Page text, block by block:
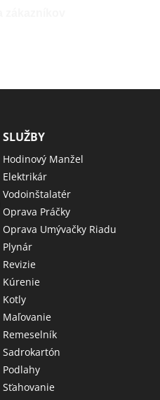
SLUŽBY
Hodinový Manžel
Elektrikár
Vodoinštalatér
Oprava Práčky
Oprava Umývačky Riadu
Plynár
Revizie
Kúrenie
Kotly
Maľovanie
Remeselník
Sadrokartón
Podlahy
Sťahovanie